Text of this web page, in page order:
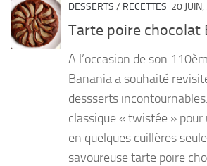
PORTRAITS
LIVRES
DESSERTS / RECETTES 20
Tarte poire chocolat
A l’occasion de son
Banania a souhaité
dessserts
classique « twistée »
en quelques cuillères
savoureuse tarte poire